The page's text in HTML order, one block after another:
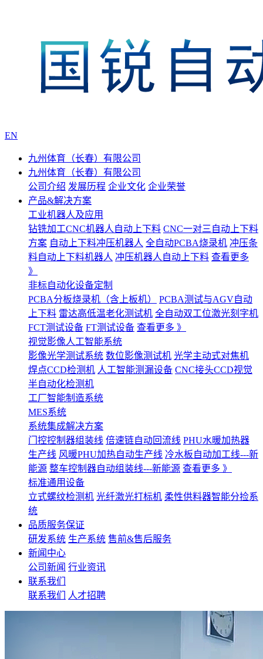
EN
九州体育（长春）有限公司
九州体育（长春）有限公司
公司介绍 发展历程 企业文化 企业荣誉
产品&解决方案
工业机器人及应用
钻铣加工CNC机器人自动上下料 CNC一对三自动上下料
方案 自动上下料冲压机器人 全自动PCBA烧录机 冲压条
料自动上下料机器人 冲压机器人自动上下料 查看更多
》
非标自动化设备定制
PCBA分板烧录机（含上板机）
PCBA测试与AGV自动
上下料 雷达高低温老化测试机 全自动双工位激光刻字机
FCT测试设备 FT测试设备 查看更多 》
视觉影像人工智能系统
影像光学测试系统 数位影像测试机 光学主动式对焦机
焊点CCD检测机 人工智能测漏设备 CNC接头CCD视觉
半自动化检测机
工厂智能制造系统
MES系统
系统集成解决方案
门控控制器组装线 倍速链自动回流线 PHU水暖加热器
生产线 风暖PHU加热自动生产线 冷水板自动加工线---新
能源 整车控制器自动组装线---新能源 查看更多 》
标准通用设备
立式螺纹检测机 光纤激光打标机 柔性供料器智能分捡系
统
品质服务保证
研发系统 生产系统 售前&售后服务
新闻中心
公司新闻 行业资讯
联系我们
联系我们
人才招聘